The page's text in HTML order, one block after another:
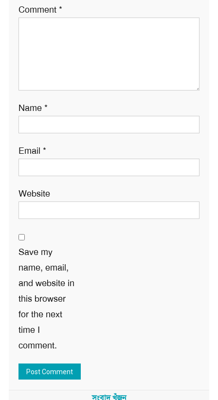
Comment *
Name *
Email *
Website
Save my
name, email,
and website in
this browser
for the next
time I
comment.
সংবাদ খুঁজুন